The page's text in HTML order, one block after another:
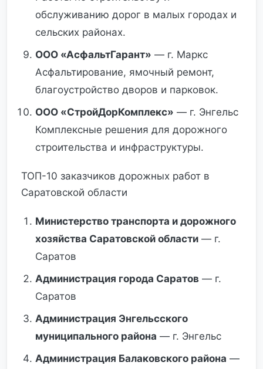
обслуживанию дорог в малых городах и
сельских районах.
ООО «АсфальтГарант» — г. Маркс
Асфальтирование, ямочный ремонт,
благоустройство дворов и парковок.
ООО «СтройДорКомплекс» — г. Энгельс
Комплексные решения для дорожного
строительства и инфраструктуры.
ТОП-10 заказчиков дорожных работ в
Саратовской области
Министерство транспорта и дорожного
хозяйства Саратовской области — г.
Саратов
Администрация города Саратов — г.
Саратов
Администрация Энгельсского
муниципального района — г. Энгельс
Администрация Балаковского района —